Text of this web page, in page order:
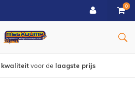
0
bezorgd vanaf € 150